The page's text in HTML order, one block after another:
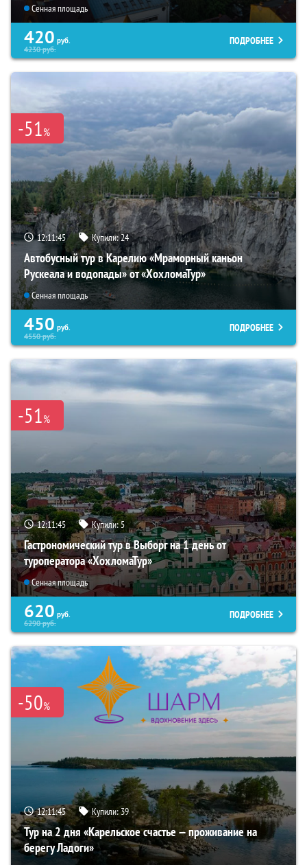
Сенная площадь
420 руб.
4230руб.
ПОДРОБНЕЕ
-51%
12:11:44 Купили:24
Автобусный тур в Карелию «Мраморный каньон
Рускеала и водопады» от «ХохломаТур»
Сенная площадь
450 руб.
4550руб.
ПОДРОБНЕЕ
-51%
12:11:44 Купили:5
Гастрономический тур в Выборг на 1 день от
туроператора «ХохломаТур»
Сенная площадь
620 руб.
6290руб.
ПОДРОБНЕЕ
-50%
12:11:44 Купили:39
Тур на 2 дня «Карельское счастье — проживание на
берегу Ладоги»